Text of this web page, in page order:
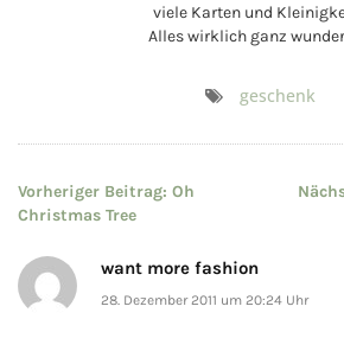
viele Karten und
Alles wirklich ganz
geschenk
Beitragsnavigation
Vorheriger Beitrag: Oh
Christmas Tree
want more fashion
28. Dezember 2011 um 20:24 Uhr